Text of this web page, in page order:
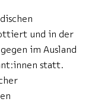
und in der
im Ausland
statt.